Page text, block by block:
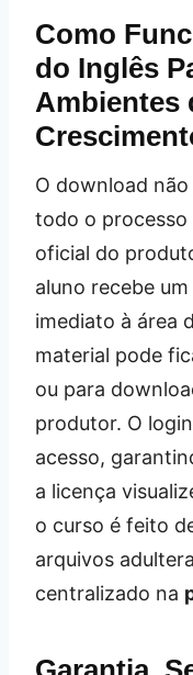
Como
do Inglês
Ambientes
O download
todo o
oficial do
aluno recebe
imediato à área
material pode
ou para
produtor. O
acesso,
a licença
o curso é feito
arquivos
centralizado na